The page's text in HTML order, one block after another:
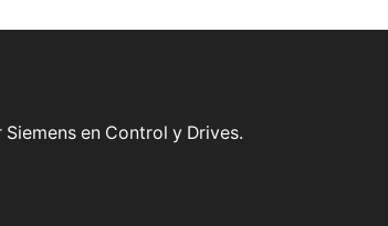
en Control y Drives.